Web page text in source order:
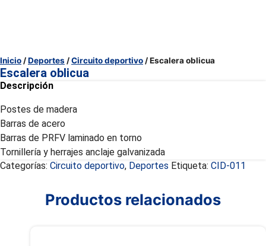
Inicio/Deportes /Circuito deportivo/ Escalera oblicua
Escalera oblicua
Descripción
Postes de madera
Barras de acero
Barras de PRFV laminado en torno
Tornillería y herrajes anclaje galvanizada
Categorías: Circuito deportivo, Deportes Etiqueta: CID-011
Productos relacionados